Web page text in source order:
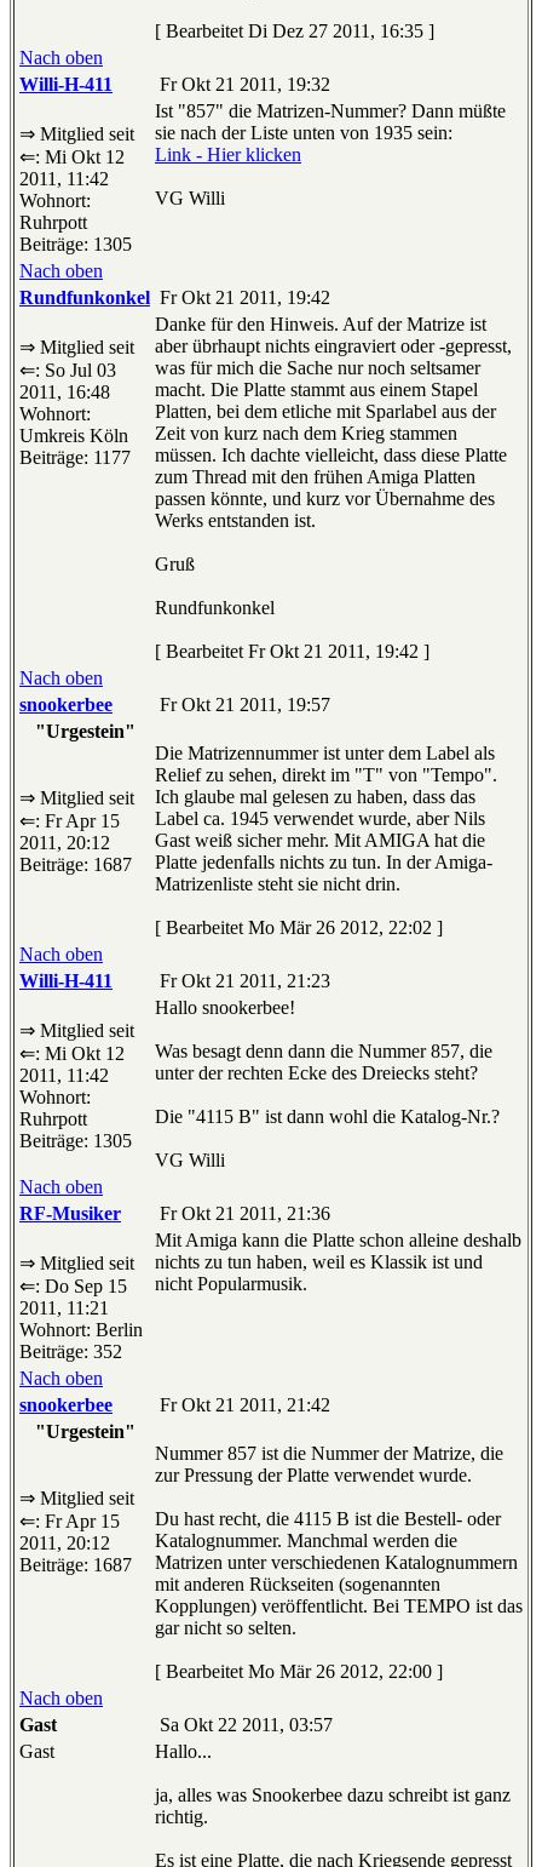
[ Bearbeitet Di Dez 27 2011, 16:35 ]
Nach oben
Willi-H-411
Fr Okt 21 2011, 19:32
⇒ Mitglied seit
⇐: Mi Okt 12
2011, 11:42
Wohnort:
Ruhrpott
Beiträge: 1305
Ist "857" die Matrizen-Nummer? Dann müßte
sie nach der Liste unten von 1935 sein:
Link - Hier klicken
VG Willi
Nach oben
Rundfunkonkel Fr Okt 21 2011, 19:42
⇒ Mitglied seit
⇐: So Jul 03
2011, 16:48
Wohnort:
Umkreis Köln
Beiträge: 1177
Danke für den Hinweis. Auf der Matrize ist
aber übrhaupt nichts eingraviert oder -gepresst,
was für mich die Sache nur noch seltsamer
macht. Die Platte stammt aus einem Stapel
Platten, bei dem etliche mit Sparlabel aus der
Zeit von kurz nach dem Krieg stammen
müssen. Ich dachte vielleicht, dass diese Platte
zum Thread mit den frühen Amiga Platten
passen könnte, und kurz vor Übernahme des
Werks entstanden ist.
Gruß
Rundfunkonkel
[ Bearbeitet Fr Okt 21 2011, 19:42 ]
Nach oben
snookerbee
Fr Okt 21 2011, 19:57
"Urgestein"
⇒ Mitglied seit
⇐: Fr Apr 15
2011, 20:12
Beiträge: 1687
Die Matrizennummer ist unter dem Label als
Relief zu sehen, direkt im "T" von "Tempo".
Ich glaube mal gelesen zu haben, dass das
Label ca. 1945 verwendet wurde, aber Nils
Gast weiß sicher mehr. Mit AMIGA hat die
Platte jedenfalls nichts zu tun. In der Amiga-
Matrizenliste steht sie nicht drin.
[ Bearbeitet Mo Mär 26 2012, 22:02 ]
Nach oben
Willi-H-411
Fr Okt 21 2011, 21:23
⇒ Mitglied seit
⇐: Mi Okt 12
2011, 11:42
Wohnort:
Ruhrpott
Beiträge: 1305
Hallo snookerbee!
Was besagt denn dann die Nummer 857, die
unter der rechten Ecke des Dreiecks steht?
Die "4115 B" ist dann wohl die Katalog-Nr.?
VG Willi
Nach oben
RF-Musiker
Fr Okt 21 2011, 21:36
⇒ Mitglied seit
⇐: Do Sep 15
2011, 11:21
Wohnort: Berlin
Beiträge: 352
Mit Amiga kann die Platte schon alleine deshalb
nichts zu tun haben, weil es Klassik ist und
nicht Popularmusik.
Nach oben
snookerbee
Fr Okt 21 2011, 21:42
"Urgestein"
⇒ Mitglied seit
⇐: Fr Apr 15
2011, 20:12
Beiträge: 1687
Nummer 857 ist die Nummer der Matrize, die
zur Pressung der Platte verwendet wurde.
Du hast recht, die 4115 B ist die Bestell- oder
Katalognummer. Manchmal werden die
Matrizen unter verschiedenen Katalognummern
mit anderen Rückseiten (sogenannten
Kopplungen) veröffentlicht. Bei TEMPO ist das
gar nicht so selten.
[ Bearbeitet Mo Mär 26 2012, 22:00 ]
Nach oben
Gast
Sa Okt 22 2011, 03:57
Gast
Hallo...
ja, alles was Snookerbee dazu schreibt ist ganz
richtig.
Es ist eine Platte, die nach Kriegsende gepresst